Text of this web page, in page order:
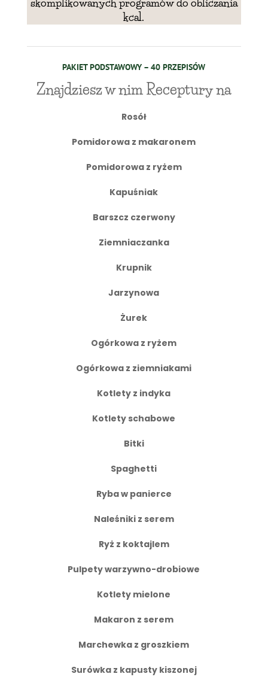
skomplikowanych programów do obliczania
kcal.
PAKIET PODSTAWOWY – 40 PRZEPISÓW
Znajdziesz w nim Receptury na
Rosół
Pomidorowa z makaronem
Pomidorowa z ryżem
Kapuśniak
Barszcz czerwony
Ziemniaczanka
Krupnik
Jarzynowa
Żurek
Ogórkowa z ryżem
Ogórkowa z ziemniakami
Kotlety z indyka
Kotlety schabowe
Bitki
Spaghetti
Ryba w panierce
Naleśniki z serem
Ryż z koktajlem
Pulpety warzywno-drobiowe
Kotlety mielone
Makaron z serem
Marchewka z groszkiem
Surówka z kapusty kiszonej